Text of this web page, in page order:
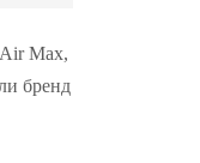
Max,
бренд